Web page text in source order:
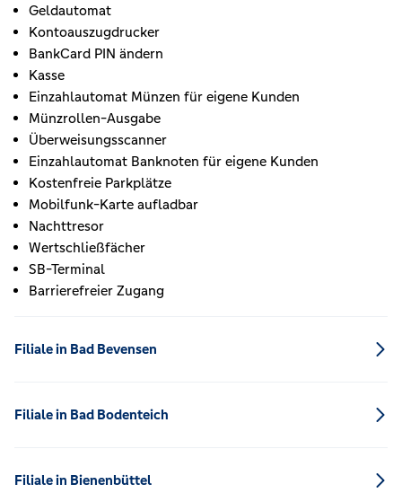
Geldautomat
Kontoauszugdrucker
BankCard PIN ändern
Kasse
Einzahlautomat Münzen für eigene Kunden
Münzrollen-Ausgabe
Überweisungsscanner
Einzahlautomat Banknoten für eigene Kunden
Kostenfreie Parkplätze
Mobilfunk-Karte aufladbar
Nachttresor
Wertschließfächer
SB-Terminal
Barrierefreier Zugang
Filiale in Bad Bevensen
Filiale in Bad Bodenteich
Filiale in Bienenbüttel